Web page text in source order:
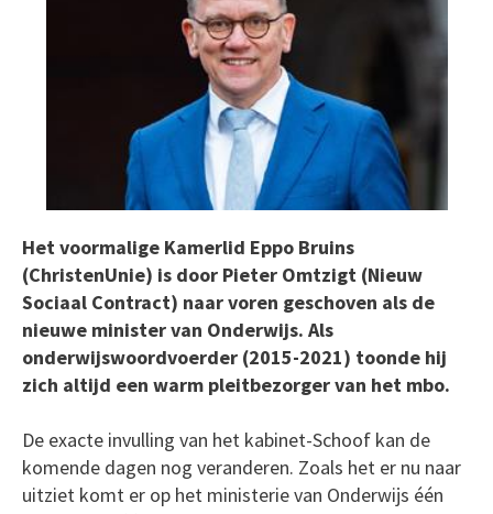
Het voormalige Kamerlid Eppo Bruins
(ChristenUnie) is door Pieter Omtzigt (Nieuw
Sociaal Contract) naar voren geschoven als de
nieuwe minister van Onderwijs. Als
onderwijswoordvoerder (2015-2021) toonde hij
zich altijd een warm pleitbezorger van het mbo.
De exacte invulling van het kabinet-Schoof kan de
komende dagen nog veranderen. Zoals het er nu naar
uitziet komt er op het ministerie van Onderwijs één